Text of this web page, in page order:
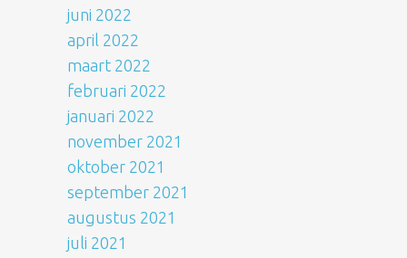
juni 2022
april 2022
maart 2022
februari 2022
januari 2022
november 2021
oktober 2021
september 2021
augustus 2021
juli 2021